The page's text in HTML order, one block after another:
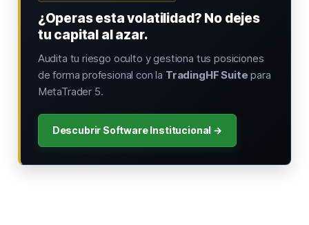
¿Operas esta volatilidad? No dejes
tu capital al azar.
Audita tu riesgo oculto y gestiona tus posiciones
de forma profesional con la TradingHF Suite para
MetaTrader 5.
Descubrir Software Institucional →